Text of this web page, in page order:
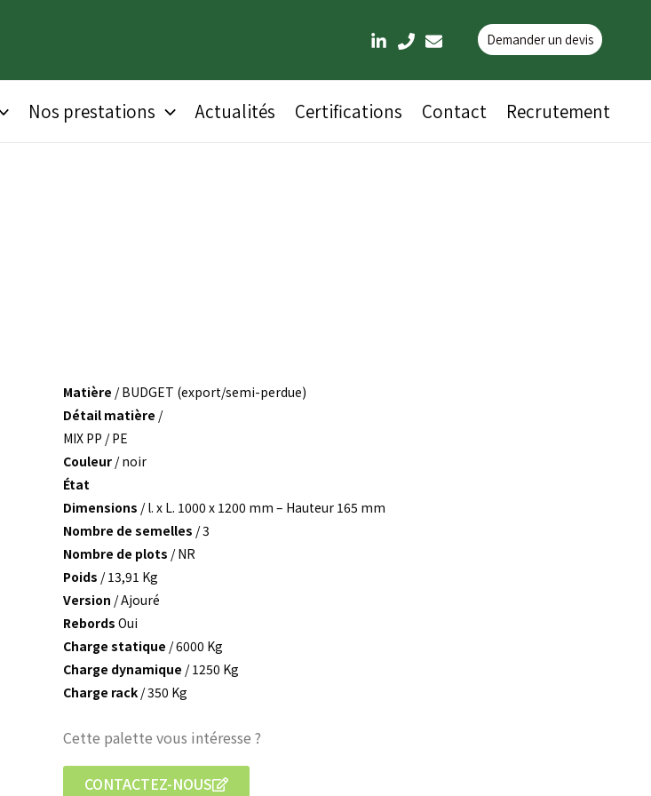
Demander un devis
Nos prestations Actualités Certifications Contact Recrutement
Matière / BUDGET (export/semi-perdue)
Détail matière /
MIX PP / PE
Couleur / noir
État
Dimensions / l. x L. 1000 x 1200 mm – Hauteur 165 mm
Nombre de semelles / 3
Nombre de plots / NR
Poids / 13,91 Kg
Version / Ajouré
Rebords Oui
Charge statique / 6000 Kg
Charge dynamique / 1250 Kg
Charge rack/ 350 Kg
Cette palette vous intéresse ?
CONTACTEZ-NOUS